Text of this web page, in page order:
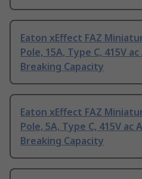
Eaton xEffect FAZ
Pole, 15A, Type C, 415V ac
Breaking Capacity
Eaton xEffect FAZ
Pole, 5A, Type C, 415V ac
Breaking Capacity